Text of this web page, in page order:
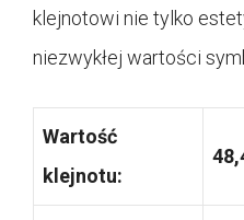
klejnotowi nie tylko
niezwykłej wartości
Wartość
klejnotu: